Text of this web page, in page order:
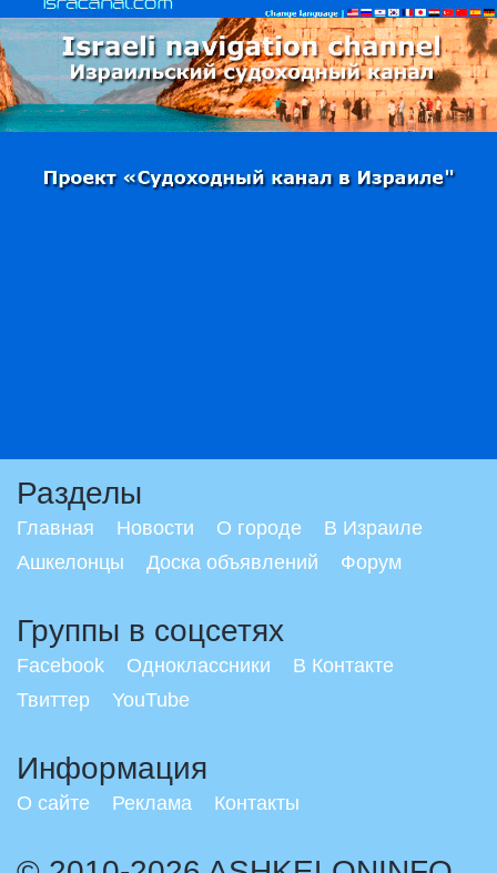
Разделы
Главная Новости О городе
В Израиле
Ашкелонцы
Доска объявлений Форум
Группы в соцсетях
Facebook Одноклассники
В Контакте
Твиттер
YouTube
Информация
О сайте Реклама Контакты